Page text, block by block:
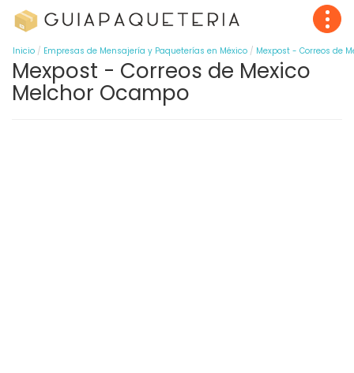
Inicio Empresas de Mensajería y Paqueterías en México Mexpost - Correos de
Mexpost - Correos de Mexico
Melchor Ocampo